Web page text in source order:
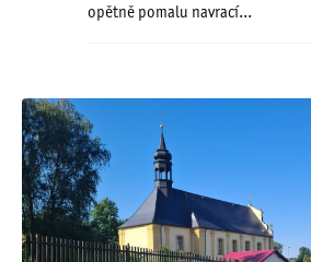
opětně pomalu navrací...